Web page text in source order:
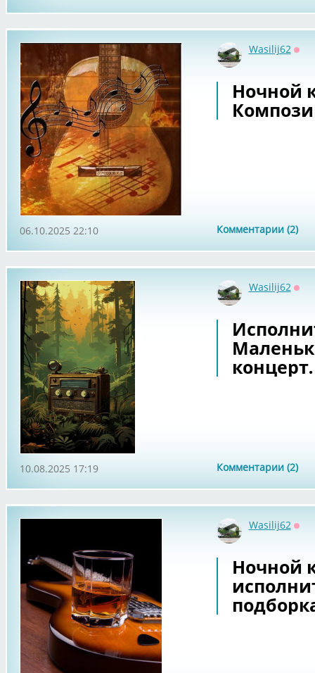
Wasilij62
Ночной
Комментарии (2)
06.10.2025 22:10
Wasilij62
концерт.
Комментарии (2)
10.08.2025 17:19
Wasilij62
Ночной